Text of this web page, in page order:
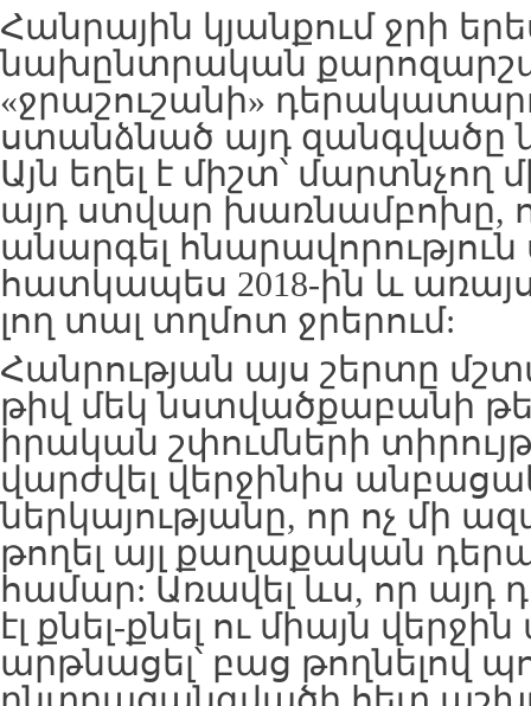
Հանրային կյանքում ջրի
նախընտրական
«ջրաշուշանի»
ստանձնած այդ զանգվածը
Այն եղել է միշտ՝ մարտնչող
այդ ստվար խառնամբոխը,
անարգել
հատկապես 2018-ին և
լող տալ տղմոտ ջրերում:
Հանրության այս շերտը
թիվ մեկ նստվածքաբանի
իրական շփումների
վարժվել վերջինիս
ներկայությանը, որ ոչ մի
թողել այլ քաղաքական
համար: Առավել ևս, որ
էլ քնել-քնել ու միայն
արթնացել՝ բաց թողնելով